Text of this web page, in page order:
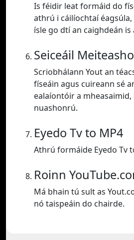
Is féidir leat formáid do
athrú i cáilíochtaí
ísle go dtí an caighdeán is
Seiceáil
Scriobhálann Yout an
físeáin agus cuireann sé
ealaíontóir a mheasaimid,
nuashonrú.
Eyedo Tv to MP4
Athrú formáide Eyedo Tv
Roinn
Má bhain tú sult as
nó taispeáin do chairde.